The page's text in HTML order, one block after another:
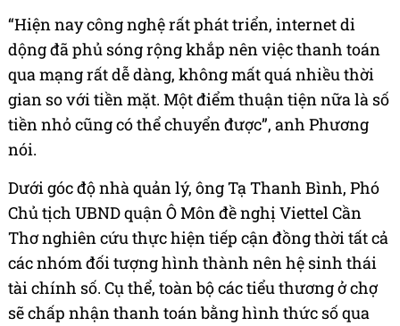
“Hiện nay công nghệ rất phát triển, internet di
dộng đã phủ sóng rộng khắp nên việc thanh toán
qua mạng rất dễ dàng, không mất quá nhiều thời
gian so với tiền mặt. Một điểm thuận tiện nữa là số
tiền nhỏ cũng có thể chuyển được”, anh Phương
nói.
Dưới góc độ nhà quản lý, ông Tạ Thanh Bình, Phó
Chủ tịch UBND quận Ô Môn đề nghị Viettel Cần
Thơ nghiên cứu thực hiện tiếp cận đồng thời tất cả
các nhóm đối tượng hình thành nên hệ sinh thái
tài chính số. Cụ thể, toàn bộ các tiểu thương ở chợ
sẽ chấp nhận thanh toán bằng hình thức số qua